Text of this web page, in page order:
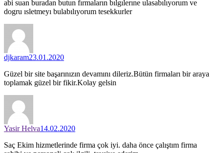
abi suan buradan butun fırmaların bılgılerıne ulasabılıyorum ve
dogru ısletmeyı bulabılıyorum tesekkurler
djkaram23.01.2020
Güzel bir site başarınızın devamını dileriz.Bütün firmaları bir araya
toplamak güzel bir fikir.Kolay gelsin
Yasir Helva14.02.2020
Saç Ekim hizmetlerinde firma çok iyi. daha önce çalıştım firma